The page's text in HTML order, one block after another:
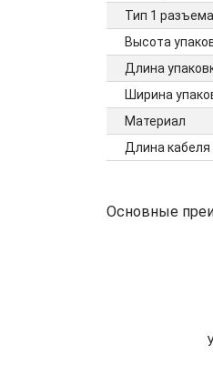
Тип 1 разъема
Высота
Длина
Ширина
Материал
Длина кабеля
Основные